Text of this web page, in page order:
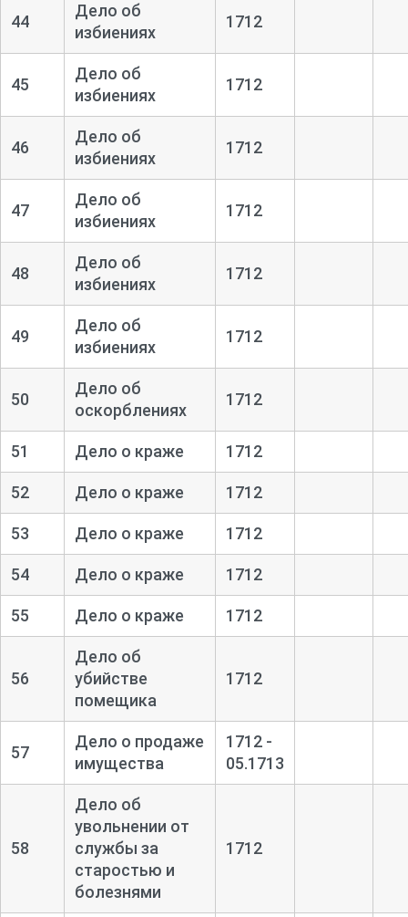
44
Дело об
избиениях
1712
45
Дело об
избиениях
1712
46
Дело об
избиениях
1712
47
Дело об
избиениях
1712
48
Дело об
избиениях
1712
49
Дело об
избиениях
1712
50
Дело об
оскорблениях
1712
51 Дело о краже 1712
52 Дело о краже 1712
53 Дело о краже 1712
54 Дело о краже 1712
55 Дело о краже 1712
56
Дело об
убийстве
помещика
1712
57
Дело о продаже
имущества
1712 -
05.1713
58
Дело об
увольнении от
службы за
старостью и
болезнями
1712